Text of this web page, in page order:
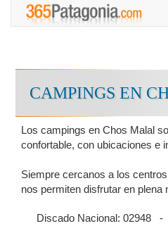
CAMPINGS EN
Los campings en Chos Malal
confortable, con ubicaciones e
Siempre cercanos a los
nos permiten disfrutar en plena
Discado Nacional: 02948